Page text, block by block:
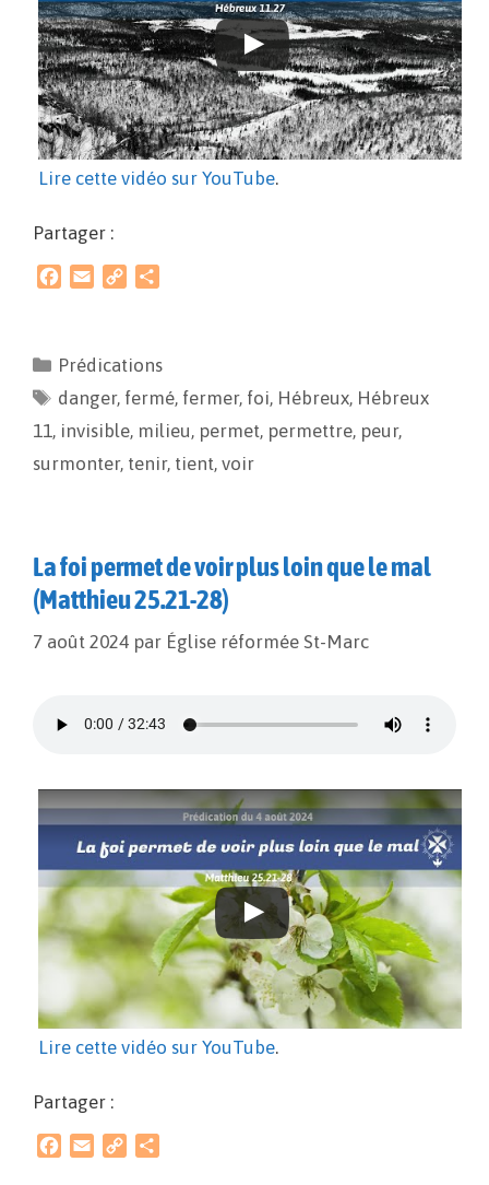
Lire cette vidéo sur YouTube.
Partager :
b
o
o
l
L
i
k
a
g
e
Prédications
danger, fermé, fermer, foi, Hébreux, Hébreux
11, invisible, milieu, permet, permettre, peur,
surmonter, tenir, tient, voir
La foi permet de voir plus loin que le mal
(Matthieu 25.21-28)
7 août 2024 par Église réformée St-Marc
Lire cette vidéo sur YouTube.
Partager :